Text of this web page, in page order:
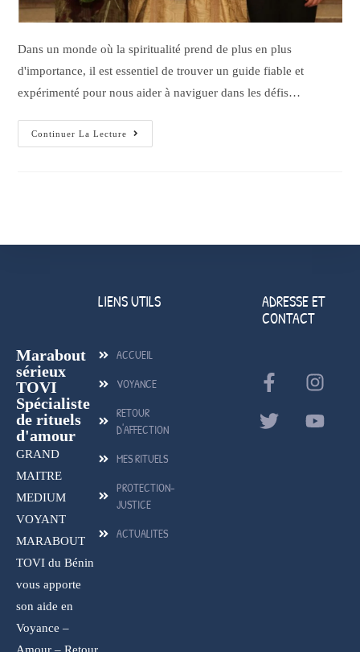
Dans un monde où la spiritualité prend de plus en plus
d'importance, il est essentiel de trouver un guide fiable et
expérimenté pour nous aider à naviguer dans les défis…
Continuer La Lecture
Marabout
sérieux
TOVI
Spécialiste
de rituels
d'amour
GRAND
MAITRE
MEDIUM
VOYANT
MARABOUT
TOVI du Bénin
vous apporte
son aide en
Voyance –
LIENS UTILS
ACCUEIL
VOYANCE
RETOUR
D'AFFECTION
MES RITUELS
PROTECTION-
JUSTICE
ACTUALITES
ADRESSE ET
CONTACT